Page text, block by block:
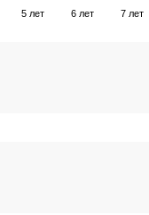
5 лет 6 лет 7 лет